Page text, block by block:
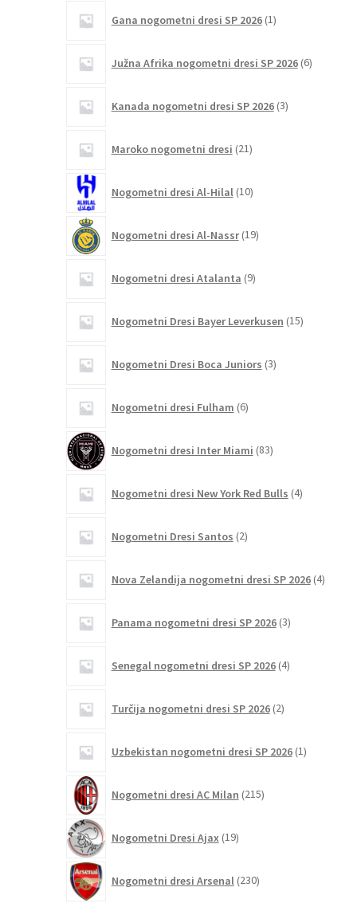
Gana nogometni dresi SP 2026 1izdelek
Južna Afrika nogometni dresi SP 2026 6izdelkov
Kanada nogometni dresi SP 2026 3izdelki
Maroko nogometni dresi 21izdelkov
Nogometni dresi Al-Hilal 10izdelkov
Nogometni dresi Al-Nassr 19izdelkov
Nogometni dresi Atalanta 9izdelkov
Nogometni Dresi Bayer Leverkusen 15izdelkov
Nogometni Dresi Boca Juniors 3izdelki
Nogometni dresi Fulham 6izdelkov
Nogometni dresi Inter Miami 83izdelkov
Nogometni dresi New York Red Bulls 4izdelki
Nogometni Dresi Santos 2izdelka
Nova Zelandija nogometni dresi SP 2026 4izdelki
Panama nogometni dresi SP 2026 3izdelki
Senegal nogometni dresi SP 2026 4izdelki
Turčija nogometni dresi SP 2026 2izdelka
Uzbekistan nogometni dresi SP 2026 1izdelek
Nogometni dresi AC Milan 215izdelkov
Nogometni Dresi Ajax 19izdelkov
Nogometni dresi Arsenal 230izdelkov